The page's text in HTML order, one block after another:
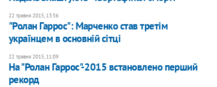
22 травня 2015, 13:56
"Ролан Гаррос": Марченко став третім
українцем в основній сітці
22 травня 2015, 11:09
На "Ролан Гаррос"-2015 встановлено перший
рекорд